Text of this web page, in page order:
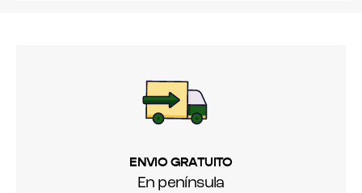
ENVIO GRATUITO
En península